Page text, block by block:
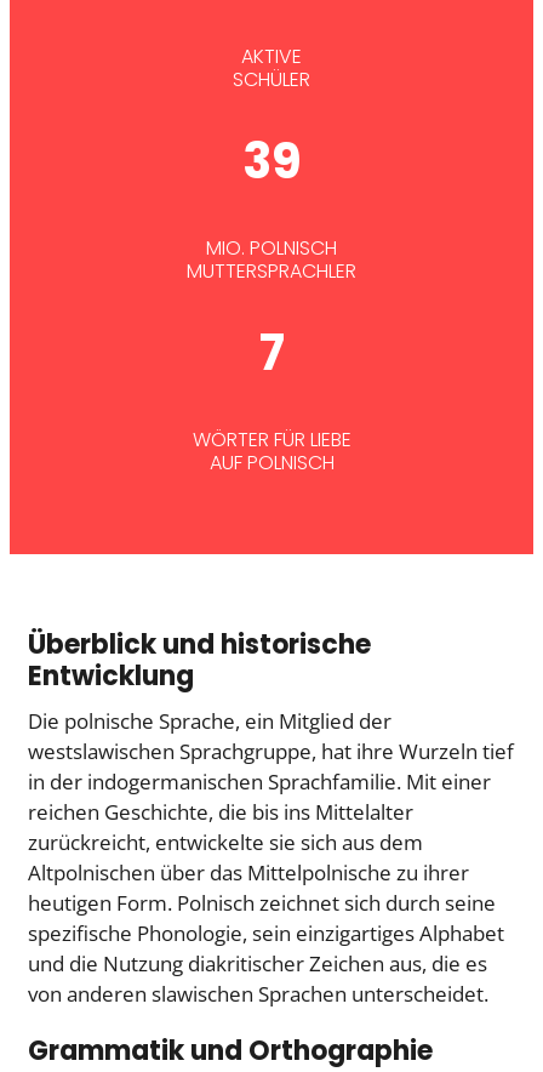
AKTIVE
SCHÜLER
39
MIO. POLNISCH
MUTTERSPRACHLER
7
WÖRTER FÜR LIEBE
AUF POLNISCH
Überblick und historische
Entwicklung
Die polnische Sprache, ein Mitglied der
westslawischen Sprachgruppe, hat ihre Wurzeln tief
in der indogermanischen Sprachfamilie. Mit einer
reichen Geschichte, die bis ins Mittelalter
zurückreicht, entwickelte sie sich aus dem
Altpolnischen über das Mittelpolnische zu ihrer
heutigen Form. Polnisch zeichnet sich durch seine
spezifische Phonologie, sein einzigartiges Alphabet
und die Nutzung diakritischer Zeichen aus, die es
von anderen slawischen Sprachen unterscheidet.
Grammatik und Orthographie